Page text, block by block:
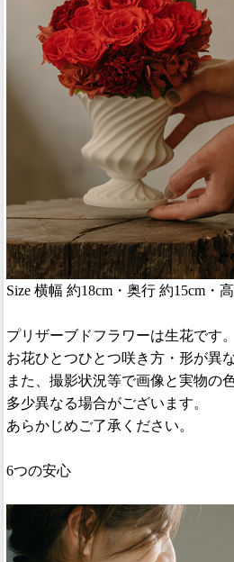
Size 横幅 約18cm・奥行 約15cm・
プリザーブドフラワーは生花です。
お花ひとつひとつ咲き方・形が異
また、撮影状況等で画像と実物の
多少異なる場合がございます。
あらかじめご了承ください。
6つの安心